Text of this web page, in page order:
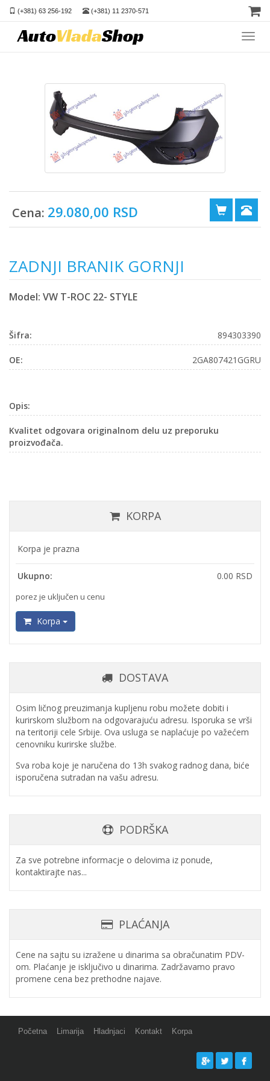
(+381) 63 256-192 (+381) 11 2370-571
Cena: 29.080,00 RSD
ZADNJI BRANIK GORNJI
Model: VW T-ROC 22- STYLE
Šifra: 894303390
OE: 2GA807421GGRU
Opis:
Kvalitet odgovara originalnom delu uz preporuku
proizvođača.
KORPA
Korpa je prazna
Ukupno: 0.00 RSD
porez je uključen u cenu
Korpa
DOSTAVA
Osim ličnog preuzimanja kupljenu robu možete dobiti i
kurirskom službom na odgovarajuću adresu. Isporuka se vrši
na teritoriji cele Srbije. Ova usluga se naplaćuje po važećem
cenovniku kurirske službe.
Sva roba koje je naručena do 13h svakog radnog dana, biće
isporučena sutradan na vašu adresu.
PODRŠKA
Za sve potrebne informacje o delovima iz ponude,
kontaktirajte nas...
PLAĆANJA
Cene na sajtu su izražene u dinarima sa obračunatim PDV-
om. Plaćanje je isključivo u dinarima. Zadržavamo pravo
promene cena bez prethodne najave.
Početna Limarija Hladnjaci Kontakt Korpa